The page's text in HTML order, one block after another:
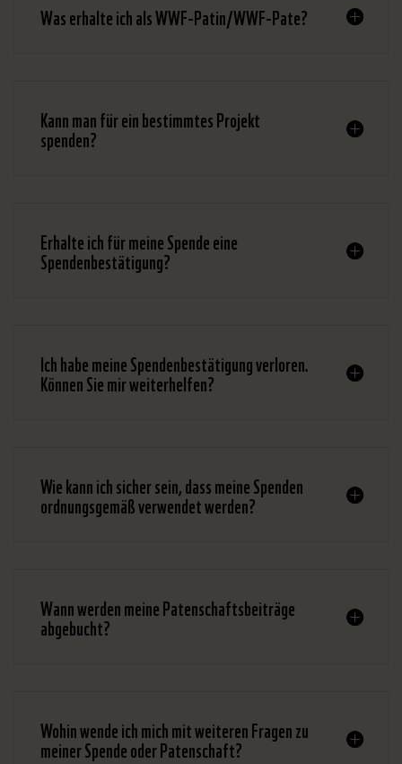
Was erhalte ich als WWF-Patin/WWF-Pate?
Kann man für ein bestimmtes Projekt
spenden?
Erhalte ich für meine Spende eine
Spendenbestätigung?
Ich habe meine Spendenbestätigung verloren.
Können Sie mir weiterhelfen?
Wie kann ich sicher sein, dass meine Spenden
ordnungsgemäß verwendet werden?
Wann werden meine Patenschaftsbeiträge
abgebucht?
Wohin wende ich mich mit weiteren Fragen zu
meiner Spende oder Patenschaft?